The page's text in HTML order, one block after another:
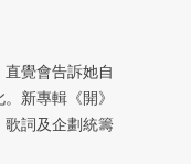
覺會告訴她自
新專輯《開》
歌詞及企劃統籌